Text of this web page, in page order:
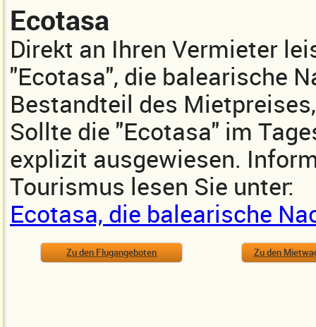
Ecotasa
Direkt an Ihren Vermieter
"Ecotasa", die balearische
Bestandteil des
Sollte die "Ecotasa" im
explizit ausgewiesen.
Tourismus lesen Sie unter:
Ecotasa, die balearische
Zu den Flugangeboten Zu den